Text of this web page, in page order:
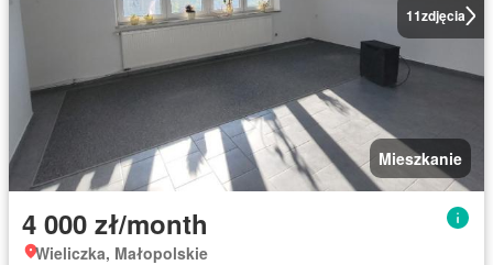
11zdjęcia
Mieszkanie
4 000 zł/month
Wieliczka, Małopolskie